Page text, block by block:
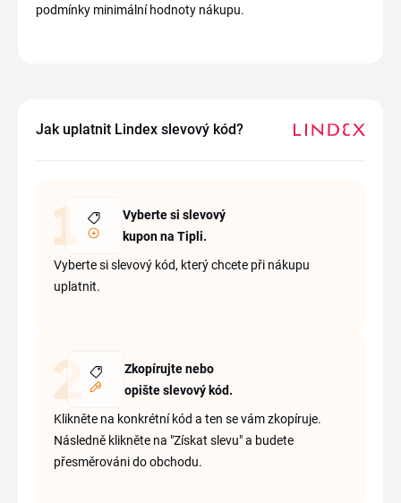
podmínky minimální hodnoty nákupu.
Jak uplatnit Lindex slevový kód?
Vyberte si slevový
kupon na Tipli.
Vyberte si slevový kód, který chcete při nákupu
uplatnit.
Zkopírujte nebo
opište slevový kód.
Klikněte na konkrétní kód a ten se vám zkopíruje.
Následně klikněte na "Získat slevu" a budete
přesměrováni do obchodu.